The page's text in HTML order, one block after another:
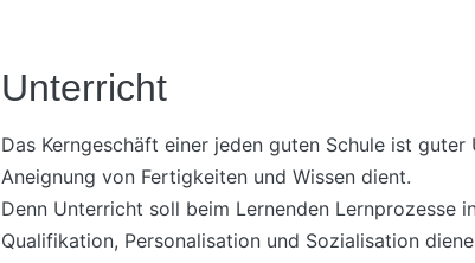
Unterricht
Das Kerngeschäft einer jeden guten Schule ist
Aneignung von Fertigkeiten und Wissen dient.
Denn Unterricht soll beim Lernenden Lernprozesse
Qualifikation, Personalisation und Sozialisation